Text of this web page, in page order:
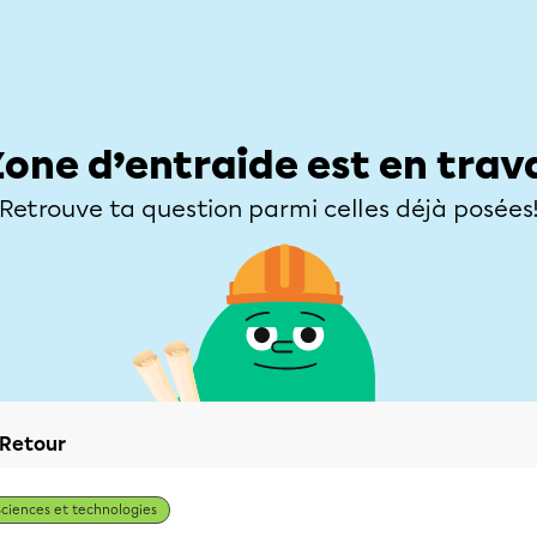
d’entraide est en
Retrouve ta question parmi celles déjà
Retour
et technologies